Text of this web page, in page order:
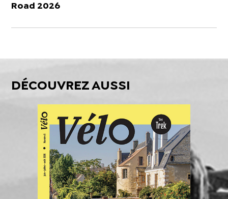
Road 2026
DÉCOUVREZ AUSSI